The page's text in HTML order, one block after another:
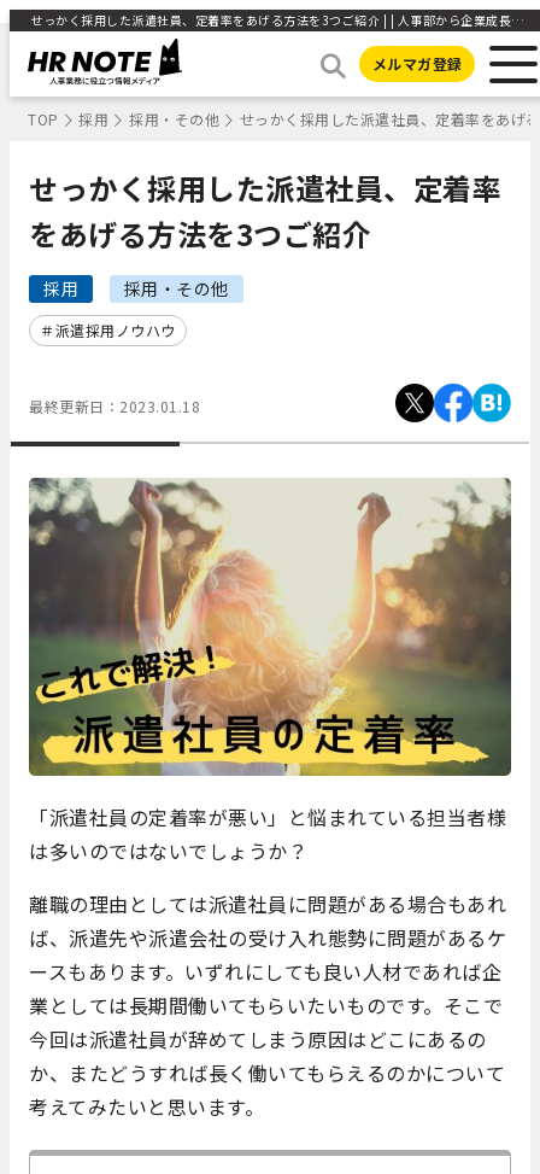
せっかく採用した派遣社員、定着率をあげる方法を3つご紹介 | | 人事部から企業成長を応援するメディアHR NOTE | 人事部から企業成長を応援するメディアHR NOTE
メルマガ登録
TOP 採用 採用・その他 せっかく採用した派遣社員、定着率をあげ
せっかく採用した派遣社員、定着率
をあげる方法を3つご紹介
採用 採用・その他
派遣採用ノウハウ
最終更新日： 2023.01.18
「派遣社員の定着率が悪い」と悩まれている担当者様
は多いのではないでしょうか？
離職の理由としては派遣社員に問題がある場合もあれ
ば、派遣先や派遣会社の受け入れ態勢に問題があるケ
ースもあります。いずれにしても良い人材であれば企
業としては長期間働いてもらいたいものです。そこで
今回は派遣社員が辞めてしまう原因はどこにあるの
か、またどうすれば長く働いてもらえるのかについて
考えてみたいと思います。